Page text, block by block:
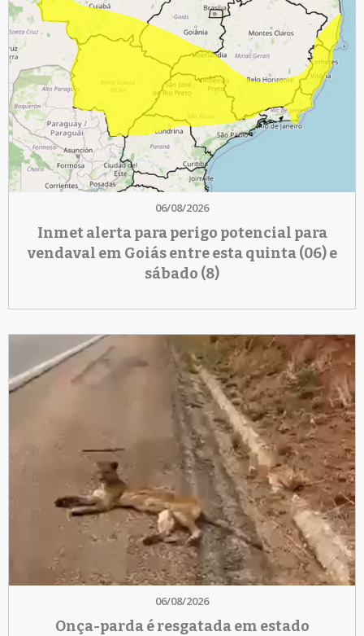
06/08/2026
Inmet alerta para perigo potencial para
vendaval em Goiás entre esta quinta (06) e
sábado (8)
06/08/2026
Onça-parda é resgatada em estado